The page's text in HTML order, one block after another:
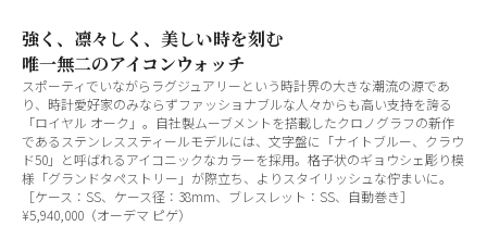
強く、凛々しく、美しい時を刻む
唯一無二のアイコンウォッチ
スポーティでいながらラグジュアリーという時計界の大きな潮流の源であ
り、時計愛好家のみならずファッショナブルな人々からも高い支持を誇る
「ロイヤル オーク」。自社製ムーブメントを搭載したクロノグラフの新作
であるステンレススティールモデルには、文字盤に「ナイトブルー、クラウ
ド50」と呼ばれるアイコニックなカラーを採用。格子状のギョウシェ彫り模
様「グランドタペストリー」が際立ち、よりスタイリッシュな佇まいに。
［ケース：SS、ケース径：38mm、ブレスレット：SS、自動巻き］
¥5,940,000（オーデマ ピゲ）